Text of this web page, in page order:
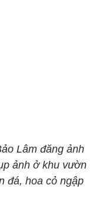
Lâm đăng ảnh
ảnh ở khu vườn
đá, hoa cỏ ngập